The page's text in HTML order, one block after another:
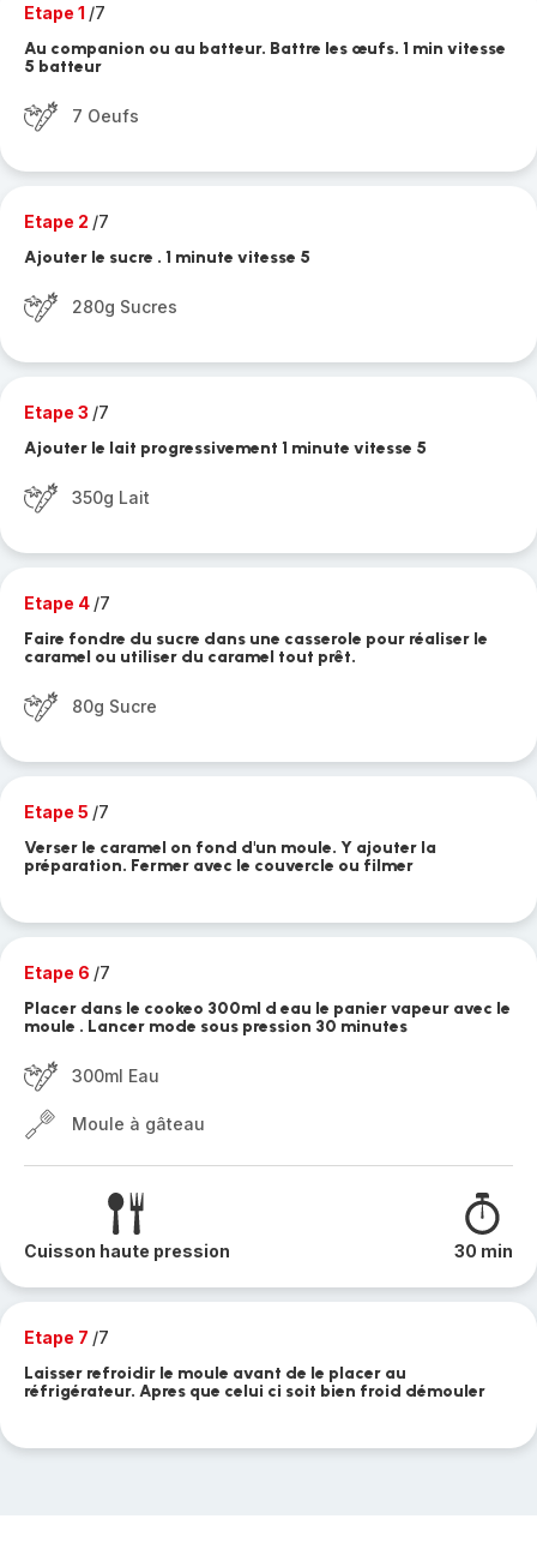
Etape 1 /7
Au companion ou au batteur. Battre les œufs. 1 min vitesse
5 batteur
7 Oeufs
Etape 2 /7
Ajouter le sucre . 1 minute vitesse 5
280g Sucres
Etape 3 /7
Ajouter le lait progressivement 1 minute vitesse 5
350g Lait
Etape 4 /7
Faire fondre du sucre dans une casserole pour réaliser le
caramel ou utiliser du caramel tout prêt.
80g Sucre
Etape 5 /7
Verser le caramel on fond d'un moule. Y ajouter la
préparation. Fermer avec le couvercle ou filmer
Etape 6 /7
Placer dans le cookeo 300ml d eau le panier vapeur avec le
moule . Lancer mode sous pression 30 minutes
300ml Eau
Moule à gâteau
Cuisson haute pression 30 min
Etape 7 /7
Laisser refroidir le moule avant de le placer au
réfrigérateur. Apres que celui ci soit bien froid démouler